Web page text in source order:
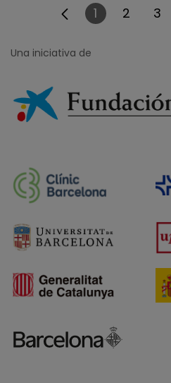
Página
1
Página
2 3
Una iniciativa de